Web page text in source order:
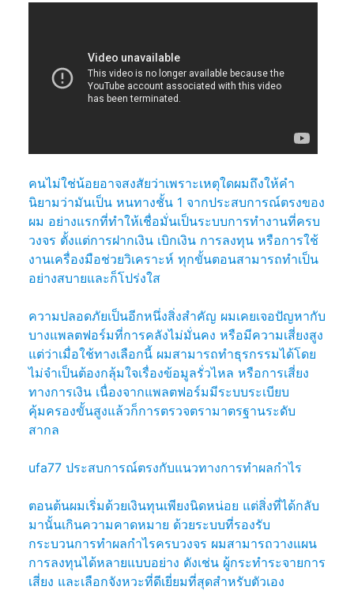
คนไม่ใช่น้อยอาจสงสัยว่าเพราะเหตุใดผมถึงให้คำ
นิยามว่ามันเป็น หนทางชั้น 1 จากประสบการณ์ตรงของ
ผม อย่างแรกที่ทำให้เชื่อมั่นเป็นระบบการทำงานที่ครบ
วงจร ตั้งแต่การฝากเงิน เบิกเงิน การลงทุน หรือการใช้
งานเครื่องมือช่วยวิเคราะห์ ทุกขั้นตอนสามารถทำเป็น
อย่างสบายและก็โปร่งใส
ความปลอดภัยเป็นอีกหนึ่งสิ่งสำคัญ ผมเคยเจอปัญหากับ
บางแพลตฟอร์มที่การคลังไม่มั่นคง หรือมีความเสี่ยงสูง
แต่ว่าเมื่อใช้ทางเลือกนี้ ผมสามารถทำธุรกรรมได้โดย
ไม่จำเป็นต้องกลุ้มใจเรื่องข้อมูลรั่วไหล หรือการเสี่ยง
ทางการเงิน เนื่องจากแพลตฟอร์มมีระบบระเบียบ
คุ้มครองขั้นสูงแล้วก็การตรวจตรามาตรฐานระดับ
สากล
ufa77 ประสบการณ์ตรงกับแนวทางการทำผลกำไร
ตอนต้นผมเริ่มด้วยเงินทุนเพียงนิดหน่อย แต่สิ่งที่ได้กลับ
มานั้นเกินความคาดหมาย ด้วยระบบที่รองรับ
กระบวนการทำผลกำไรครบวงจร ผมสามารถวางแผน
การลงทุนได้หลายแบบอย่าง ดังเช่น ผู้กระทำระจายการ
เสี่ยง และเลือกจังหวะที่ดีเยี่ยมที่สุดสำหรับตัวเอง